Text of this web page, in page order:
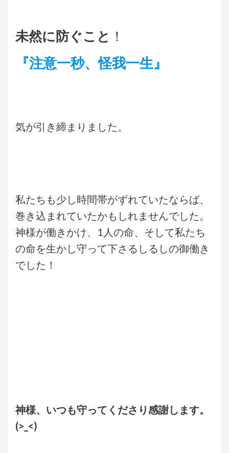
未然に防ぐこと ！
『注意一秒、怪我一生』
気が引き締まりました。
私たちも少し時間帯がずれていたならば、
巻き込まれていたかもしれませんでした。
神様が働きかけ、1人の命、そして私たち
の命を生かし守って下さるしるしの御働き
でした！
神様、いつも守ってくださり感謝します。
(>_<)